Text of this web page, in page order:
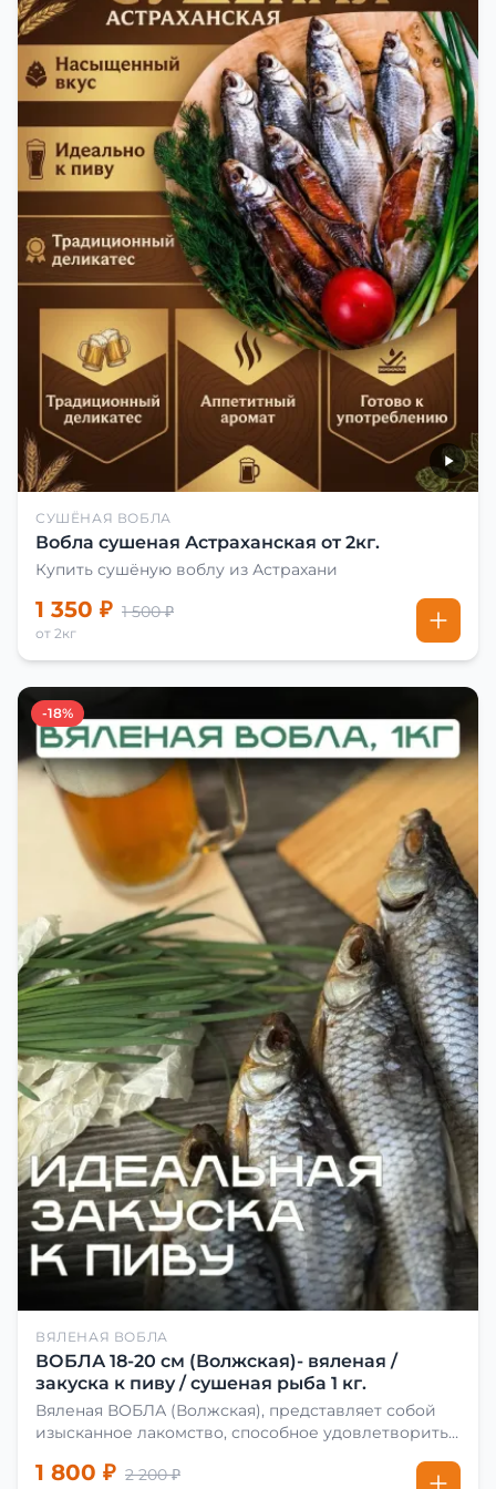
СУШЁНАЯ ВОБЛА
Вобла сушеная Астраханская от 2кг.
Купить сушёную воблу из Астрахани
1 350 ₽ 1 500 ₽
от 2кг
-18%
ВЯЛЕНАЯ ВОБЛА
ВОБЛА 18-20 см (Волжская)- вяленая /
закуска к пиву / сушеная рыба 1 кг.
Вяленая ВОБЛА (Волжская), представляет собой
изысканное лакомство, способное удовлетворить
сделать вяленую воблу, её сначала хорошо солят.
1 800 ₽ 2 200 ₽